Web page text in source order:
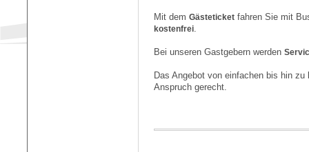
Mit dem Gästeticket fahren Sie mit
kostenfrei.
Bei unseren Gastgebern werden
Das Angebot von einfachen bis hin
Anspruch gerecht.